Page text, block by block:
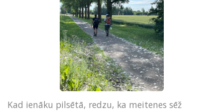
Kad ienāku pilsētā, redzu, ka meitenes sēž